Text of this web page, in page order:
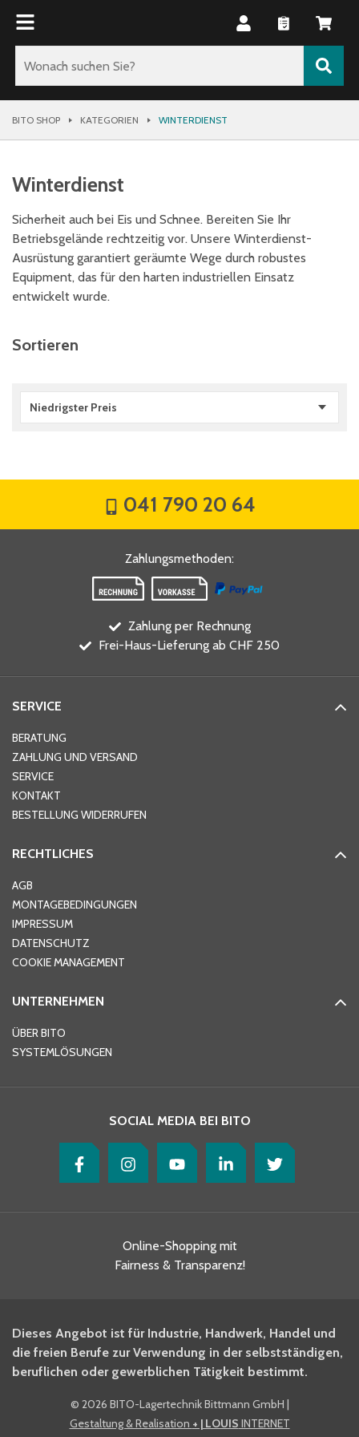
BITO SHOP KATEGORIEN WINTERDIENST
Winterdienst
Sicherheit auch bei Eis und Schnee. Bereiten Sie Ihr
Betriebsgelände rechtzeitig vor. Unsere Winterdienst-
Ausrüstung garantiert geräumte Wege durch robustes
Equipment, das für den harten industriellen Einsatz
entwickelt wurde.
Sortieren
Niedrigster Preis
041 790 20 64
Zahlungsmethoden:
Zahlung per Rechnung
Frei-Haus-Lieferung ab CHF 250
SERVICE
BERATUNG
ZAHLUNG UND VERSAND
SERVICE
KONTAKT
BESTELLUNG WIDERRUFEN
RECHTLICHES
AGB
MONTAGEBEDINGUNGEN
IMPRESSUM
DATENSCHUTZ
COOKIE MANAGEMENT
UNTERNEHMEN
ÜBER BITO
SYSTEMLÖSUNGEN
SOCIAL MEDIA BEI BITO
Online-Shopping mit
Fairness & Transparenz!
Dieses Angebot ist für Industrie, Handwerk, Handel und
die freien Berufe zur Verwendung in der selbstständigen,
beruflichen oder gewerblichen Tätigkeit bestimmt.
© 2026 BITO-Lagertechnik Bittmann GmbH |
Gestaltung & Realisation + | LOUIS INTERNET